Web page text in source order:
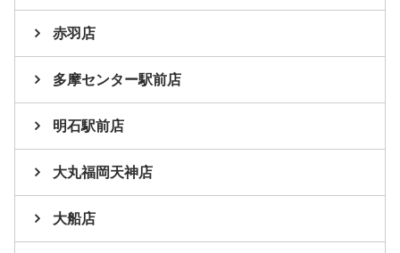
赤羽店
多摩センター駅前店
明石駅前店
大丸福岡天神店
大船店